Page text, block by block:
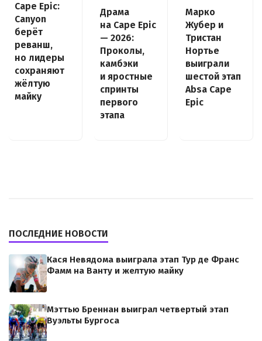
Cape Epic:
Canyon
берёт
реванш,
но лидеры
сохраняют
жёлтую
майку
Драма
на Cape Epic
— 2026:
Проколы,
камбэки
и яростные
спринты
первого
этапа
Марко
Жубер и
Тристан
Нортье
выиграли
шестой этап
Absa Cape
Epic
ПОСЛЕДНИЕ НОВОСТИ
Кася Невядома выиграла этап Тур де Франс
Фамм на Ванту и желтую майку
Мэттью Бреннан выиграл четвертый этап
Вуэльты Бургоса